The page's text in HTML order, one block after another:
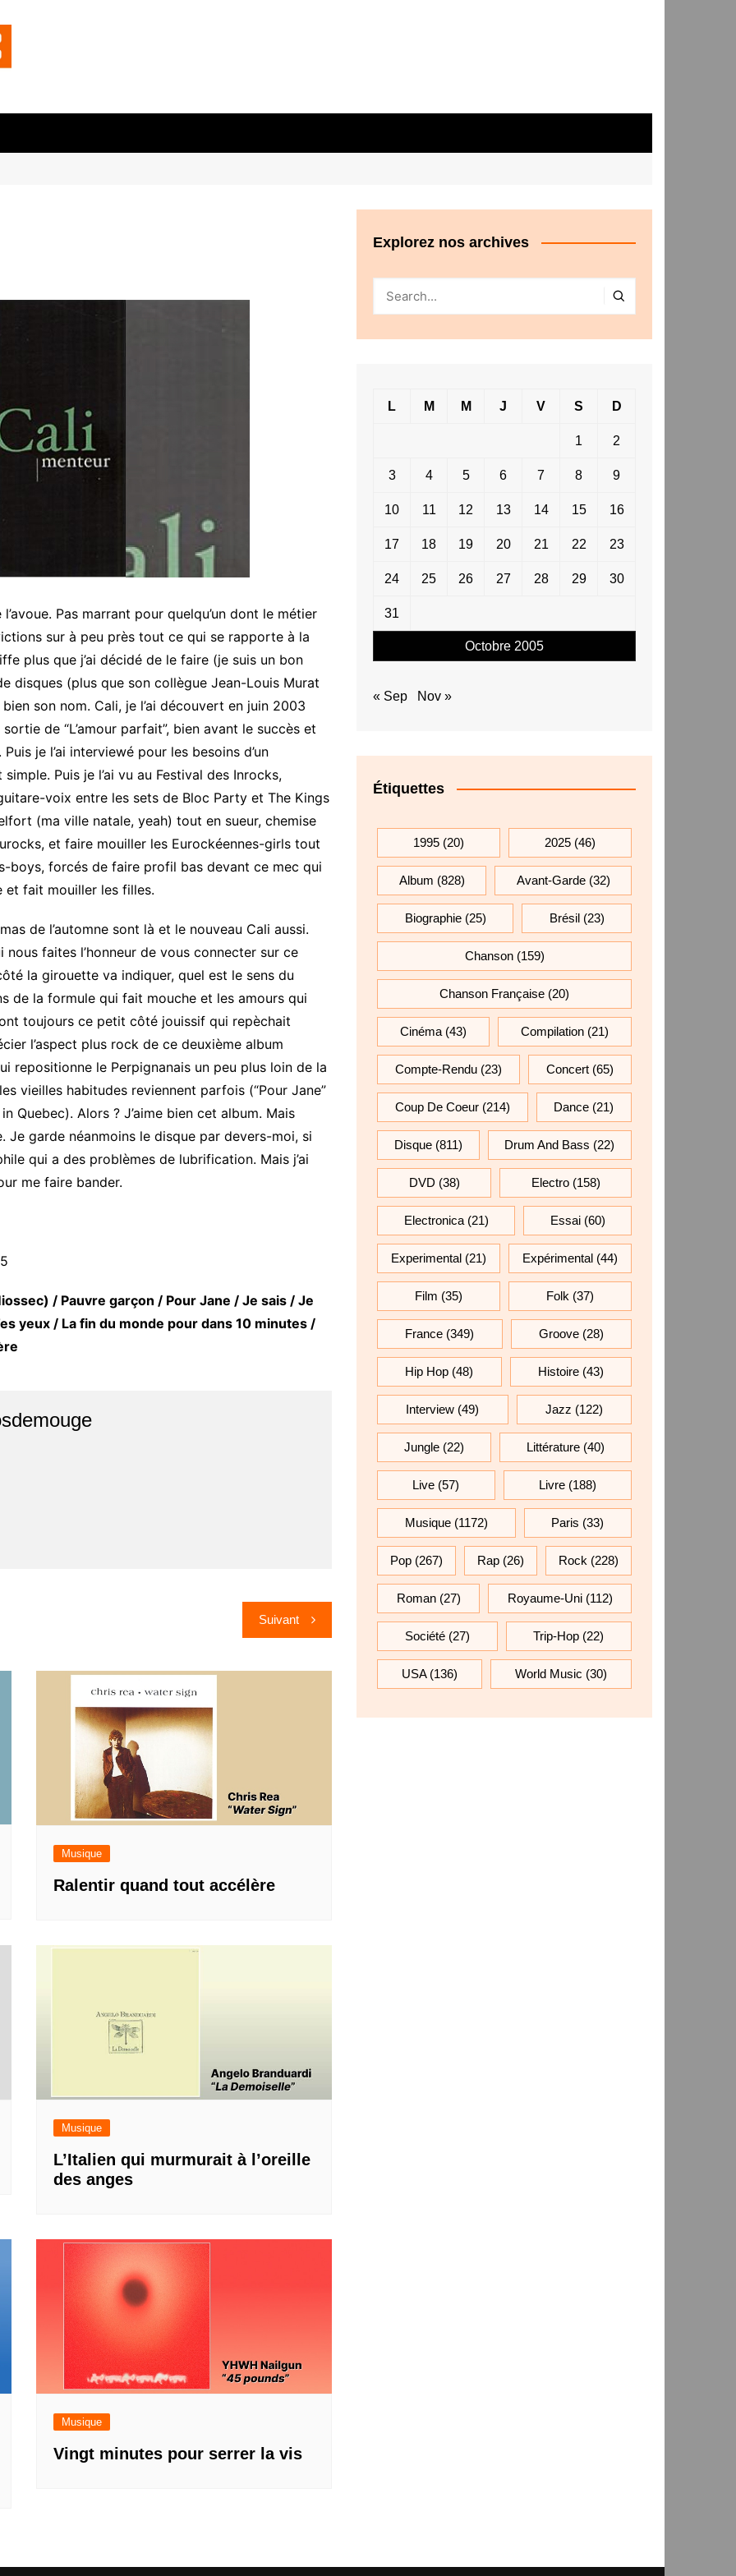
Pas marrant pour quelqu’un dont le métier
sur à peu près tout ce qui se rapporte à la
plus que j’ai décidé de le faire (je suis un bon
disques (plus que son collègue Jean-Louis Murat
son nom. Cali, je l’ai découvert en juin 2003
de “L’amour parfait”, bien avant le succès et
je l’ai interviewé pour les besoins d’un
Puis je l’ai vu au Festival des Inrocks,
voix entre les sets de Bloc Party et The Kings
(ma ville natale, yeah) tout en sueur, chemise
et faire mouiller les Eurockéennes-girls tout
boys, forcés de faire profil bas devant ce mec qui
et fait mouiller les filles.
de l’automne sont là et le nouveau Cali aussi.
faites l’honneur de vous connecter sur ce
la girouette va indiquer, quel est le sens du
de la formule qui fait mouche et les amours qui
toujours ce petit côté jouissif qui repèchait
l’aspect plus rock de ce deuxième album
repositionne le Perpignanais un peu plus loin de la
vieilles habitudes reviennent parfois (“Pour Jane”
Quebec). Alors ? J’aime bien cet album. Mais
garde néanmoins le disque par devers-moi, si
qui a des problèmes de lubrification. Mais j’ai
me faire bander.
/ Pauvre garçon / Pour Jane / Je sais / Je
yeux / La fin du monde pour dans 10 minutes /
Suivant
Musique
Ralentir quand tout accélère
Musique
L’Italien qui murmurait à l’oreille
des anges
Musique
Vingt minutes pour serrer la vis
Explorez nos archives
Octobre 2005
L M M J V S D
1 2
3 4 5 6 7 8 9
10 11 12 13 14 15 16
17 18 19 20 21 22 23
24 25 26 27 28 29 30
31
« Sep Nov »
Étiquettes
1995 (20) 2025 (46)
Album (828) Avant-Garde(32)
Biographie(25) Brésil(23)
Chanson(159)
Chanson Française (20)
Cinéma (43) Compilation (21)
Compte-Rendu (23) Concert (65)
Coup De Coeur(214) Dance (21)
Disque(811) Drum And Bass (22)
DVD (38) Electro(158)
Electronica(21) Essai(60)
Experimental (21) Expérimental (44)
Film (35) Folk (37)
France (349) Groove(28)
Hip Hop (48) Histoire(43)
Interview (49) Jazz (122)
Jungle (22) Littérature (40)
Live (57) Livre(188)
Musique(1172) Paris (33)
Pop (267) Rap (26) Rock (228)
Roman(27) Royaume-Uni(112)
Société(27) Trip-Hop (22)
USA(136) World Music (30)